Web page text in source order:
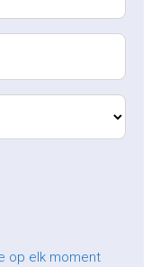
op elk moment